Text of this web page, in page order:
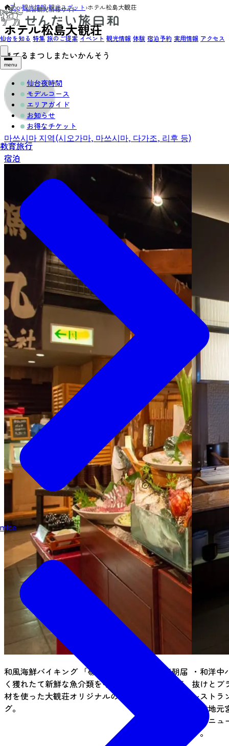
仙台を知る 特集 旅のご提案 イベント 観光情報 体験 宿泊予約 実用情報 アクセス
menu
仙台夜時間
モデルコース
エリアガイド
お知らせ
お得なチケット
教育旅行
mice
Top›観光情報›観光スポット›ホテル松島大観荘
ホテル松島大観荘
ほてるまつしまたいかんそう
마쓰시마 지역(시오가마, 마쓰시마, 다가조, 리후 등)
宿泊
和風海鮮バイキング 「磯魚」 地元の海から毎朝届
く獲れたて新鮮な魚介類を中心に、厳選された素
材を使った大観荘オリジナルの和風海鮮バイキン
グ。
・和洋
抜けとブ
レストラ
ンで地
ェメニ
す。